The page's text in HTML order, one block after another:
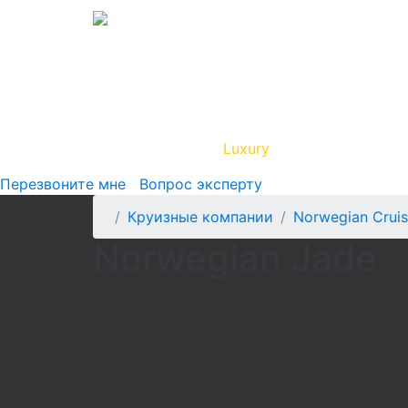
Luxury
Перезвоните мне
Вопрос эксперту
Круизные компании
Norwegian